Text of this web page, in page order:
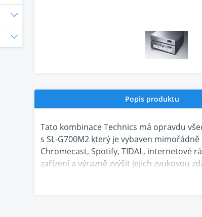
Popis produktu
Tato kombinace Technics má opravdu
s SL-G700M2 který je vybaven
Chromecast, Spotify, TIDAL, internetové
zařízení a výrazně zvýšit jejich zvukovou
disků Super Audio a také kompatibilitu s